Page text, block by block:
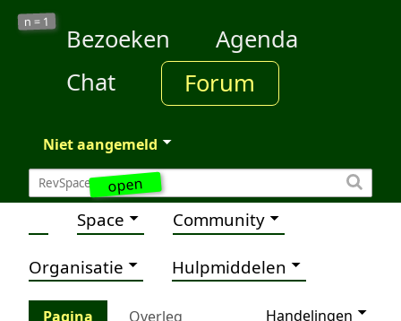
open
n = 1
Bezoeken
Agenda
Chat
Forum
Niet aangemeld
Space Community
Organisatie Hulpmiddelen
Pagina Overleg
Handelingen